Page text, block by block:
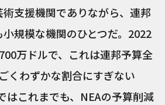
支援機関でありながら、連邦
規模な機関のひとつだ。2022
万ドルで、これは連邦予算全
くわずかな割合にすぎない
はこれまでも、NEAの予算削減